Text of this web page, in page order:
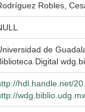
Robles,
de
Digital
hdl.handle.net/
wdg.biblio.udg.mx